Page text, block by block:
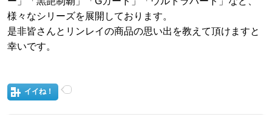
様々なシリーズを展開しております。
是非皆さんとリンレイの商品の思い出を教えて頂けますと
幸いです。
イイね！